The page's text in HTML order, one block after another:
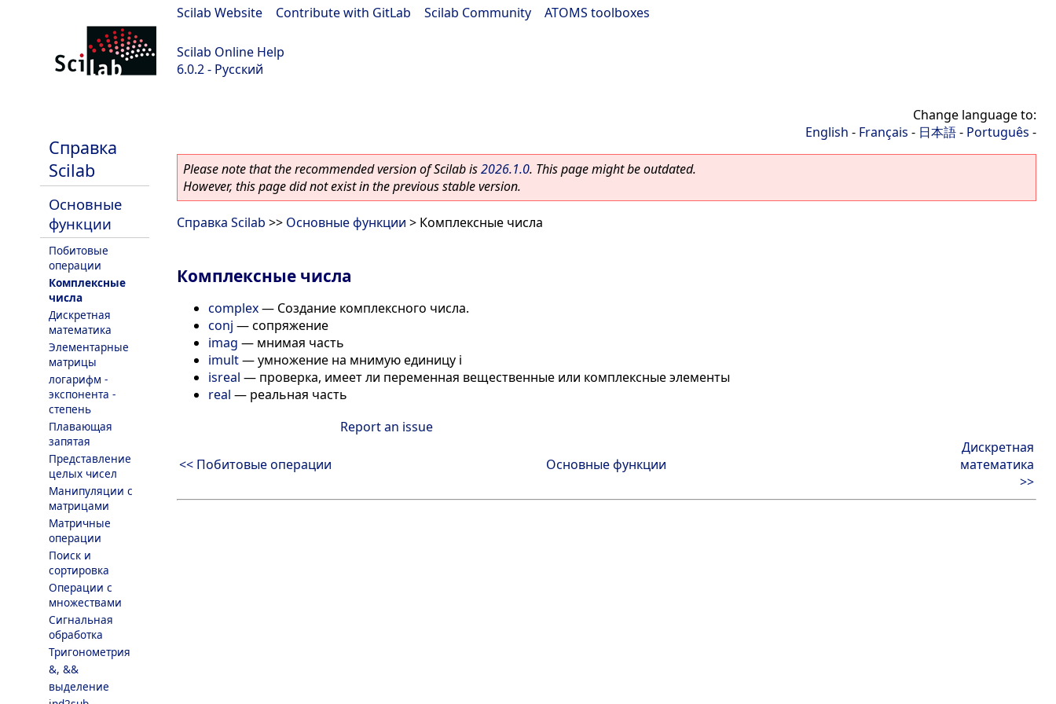
Scilab Website Contribute with GitLab Scilab Community ATOMS toolboxes
Scilab Online Help
6.0.2 - Русский
Справка
Scilab
Основные
функции
Побитовые
операции
Комплексные
числа
Дискретная
математика
Элементарные
матрицы
логарифм -
экспонента -
степень
Плавающая
запятая
Представление
целых чисел
Манипуляции с
матрицами
Матричные
операции
Поиск и
сортировка
Операции с
множествами
Сигнальная
обработка
Тригонометрия
&, &&
выделение
Change language to:
English - Français - 日本語- Português -
Please note that the recommended version of Scilab is2026.1.0. This page might be outdated.
However, this page did not exist in the previous stable version.
Справка Scilab >> Основные функции > Комплексные числа
Комплексные числа
complex— Создание комплексного числа.
conj —сопряжение
imag — мнимая часть
imult—умножение на мнимую единицу i
isreal — проверка, имеет ли переменная вещественные или комплексные элементы
real — реальная часть
Report an issue
<< Побитовые операции Основные функции
Дискретная
математика
>>